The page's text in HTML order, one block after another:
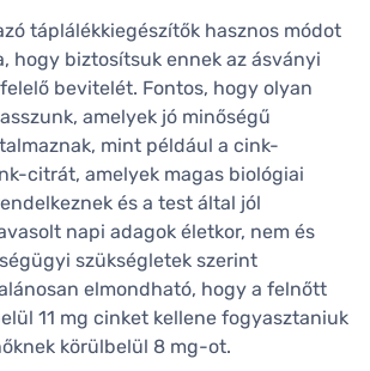
táplálékkiegészítők hasznos módot
hogy biztosítsuk ennek az ásványi
bevitelét. Fontos, hogy olyan
amelyek jó minőségű
mint például a cink-
citrát, amelyek magas biológiai
és a test által jól
napi adagok életkor, nem és
szükségletek szerint
elmondható, hogy a felnőtt
11 mg cinket kellene fogyasztaniuk
körülbelül 8 mg-ot.